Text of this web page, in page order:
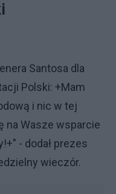
Santosa dla
Polski: +Mam
i nic w tej
na Wasze wsparcie
- dodał prezes
wieczór.